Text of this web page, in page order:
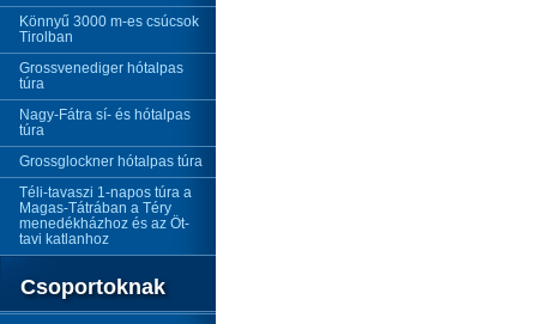
Könnyű 3000 m-es csúcsok
Tirolban
Grossvenediger hótalpas
túra
Nagy-Fátra sí- és hótalpas
túra
Grossglockner hótalpas túra
Téli-tavaszi 1-napos túra a
Magas-Tátrában a Téry
menedékházhoz és az Öt-
tavi katlanhoz
Csoportoknak